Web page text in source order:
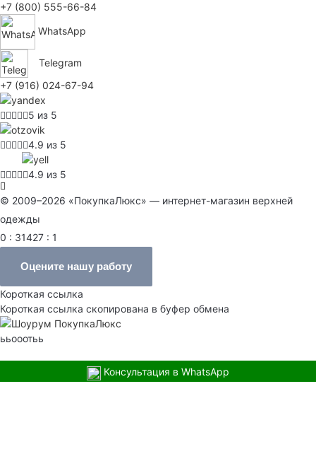
+7 (800) 555-66-84
WhatsApp
Telegram
+7 (916) 024-67-94
5 из 5
4.9 из 5
4.9 из 5
© 2009–2026 «ПокупкаЛюкс» — интернет-магазин верхней
одежды
0 : 31427 : 1
Оцените нашу работу
Короткая ссылка
Короткая ссылка скопирована в буфер обмена
ььооотьь
Консультация в WhatsApp